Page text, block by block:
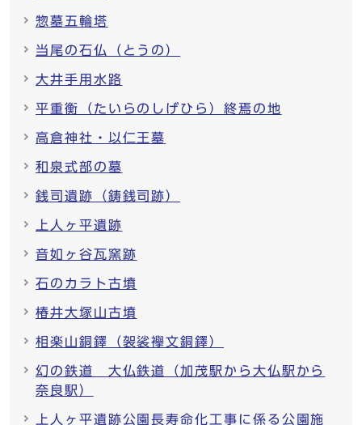
惣墓五輪塔
当尾の石仏（とうの）
大井手用水路
平重衡（たいらのしげひら）終焉の地
高倉神社・以仁王墓
和泉式部の墓
銭司遺跡（鋳銭司跡）
上人ヶ平遺跡
音如ヶ谷瓦窯跡
石のカラト古墳
椿井大塚山古墳
相楽山銅鐸（袈裟襷文銅鐸）
幻の鉄道 大仏鉄道（加茂駅から大仏駅から
奈良駅）
上人ヶ平遺跡公園長寿命化工事に係る公園施